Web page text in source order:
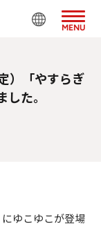
MENU
）「やすらぎ
た。
ゆこゆこが登場